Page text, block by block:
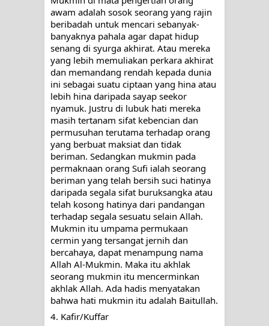
awam adalah sosok seorang yang rajin
beribadah untuk mencari sebanyak-
banyaknya pahala agar dapat hidup
senang di syurga akhirat. Atau mereka
yang lebih memuliakan perkara akhirat
dan memandang rendah kepada dunia
ini sebagai suatu ciptaan yang hina atau
lebih hina daripada sayap seekor
nyamuk. Justru di lubuk hati mereka
masih tertanam sifat kebencian dan
permusuhan terutama terhadap orang
yang berbuat maksiat dan tidak
beriman. Sedangkan mukmin pada
permaknaan orang Sufi ialah seorang
beriman yang telah bersih suci hatinya
daripada segala sifat buruksangka atau
telah kosong hatinya dari pandangan
terhadap segala sesuatu selain Allah.
Mukmin itu umpama permukaan
cermin yang tersangat jernih dan
bercahaya, dapat menampung nama
Allah Al-Mukmin. Maka itu akhlak
seorang mukmin itu mencerminkan
akhlak Allah. Ada hadis menyatakan
bahwa hati mukmin itu adalah Baitullah.
4. Kafir/Kuffar